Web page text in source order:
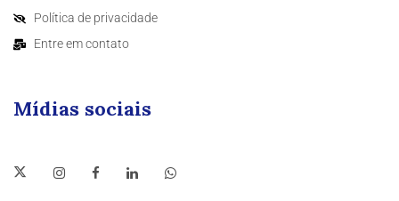
Política de privacidade
Entre em contato
Mídias sociais